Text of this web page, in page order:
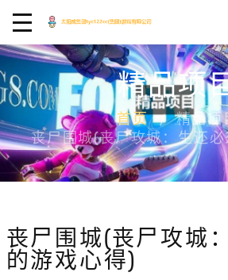
精品项
首页
精品项
丧尸围城(丧尸攻城：生还
丧尸围城(丧尸攻城
的游戏心得)